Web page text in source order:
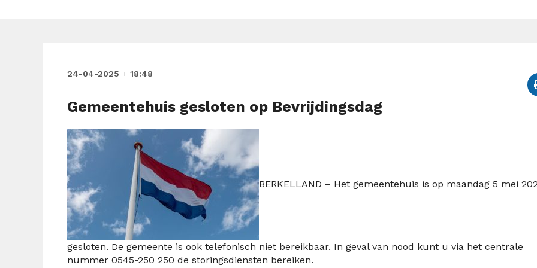
24-04-2025 18:48
Gemeentehuis gesloten op Bevrijdingsdag
BERKELLAND – Het gemeentehuis is op maandag 5 mei
gesloten. De gemeente is ook telefonisch niet bereikbaar. In geval van nood kunt u via het centrale
nummer 0545-250 250 de storingsdiensten bereiken.